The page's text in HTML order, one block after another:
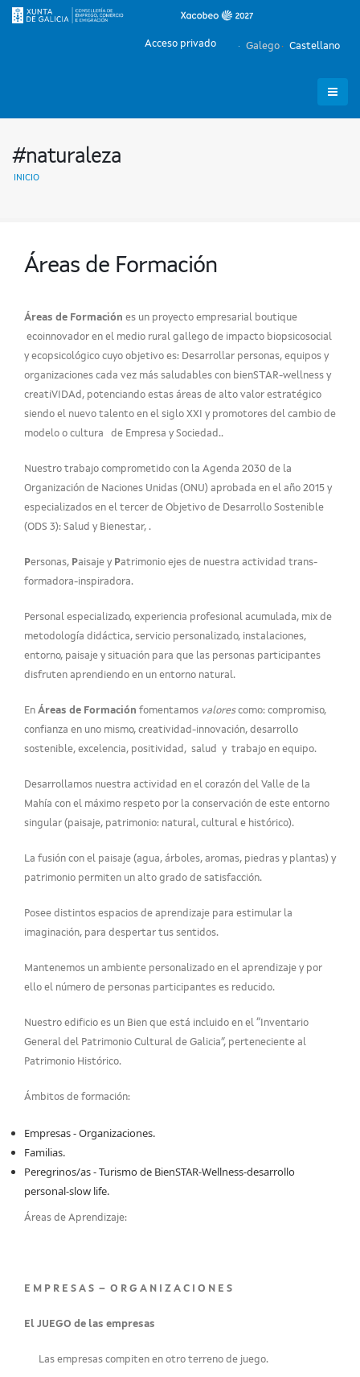
Galego Castellano
Acceso privado
#naturaleza
INICIO
Áreas de Formación
Áreas de Formación es un proyecto empresarial boutique
ecoinnovador en el medio rural gallego de impacto biopsicosocial
y ecopsicológico cuyo objetivo es: Desarrollar personas, equipos y
organizaciones cada vez más saludables con bienSTAR-wellness y
creatiVIDAd, potenciando estas áreas de alto valor estratégico
siendo el nuevo talento en el siglo XXI y promotores del cambio de
modelo o cultura de Empresa y Sociedad..
Nuestro trabajo comprometido con la Agenda 2030 de la
Organización de Naciones Unidas (ONU) aprobada en el año 2015 y
especializados en el tercer de Objetivo de Desarrollo Sostenible
(ODS 3): Salud y Bienestar, .
Personas, Paisaje y Patrimonio ejes de nuestra actividad trans-
formadora-inspiradora.
Personal especializado, experiencia profesional acumulada, mix de
metodología didáctica, servicio personalizado, instalaciones,
entorno, paisaje y situación para que las personas participantes
disfruten aprendiendo en un entorno natural.
En Áreas de Formación fomentamos valorescomo: compromiso,
confianza en uno mismo, creatividad-innovación, desarrollo
sostenible, excelencia, positividad, salud y trabajo en equipo.
Desarrollamos nuestra actividad en el corazón del Valle de la
Mahía con el máximo respeto por la conservación de este entorno
singular (paisaje, patrimonio: natural, cultural e histórico).
La fusión con el paisaje (agua, árboles, aromas, piedras y plantas) y
patrimonio permiten un alto grado de satisfacción.
Posee distintos espacios de aprendizaje para estimular la
imaginación, para despertar tus sentidos.
Mantenemos un ambiente personalizado en el aprendizaje y por
ello el número de personas participantes es reducido.
Nuestro edificio es un Bien que está incluido en el “Inventario
General del Patrimonio Cultural de Galicia”, perteneciente al
Patrimonio Histórico.
Ámbitos de formación:
Empresas - Organizaciones.
Familias.
Peregrinos/as - Turismo de BienSTAR-Wellness-desarrollo
personal-slow life.
Áreas de Aprendizaje:
E M P R E S A S – O R G A N I Z A C I O N E S
El JUEGO de las empresas
Las empresas compiten en otro terreno de juego.